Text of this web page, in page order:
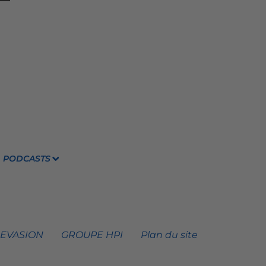
PODCASTS
GROUPE HPI Plan du site